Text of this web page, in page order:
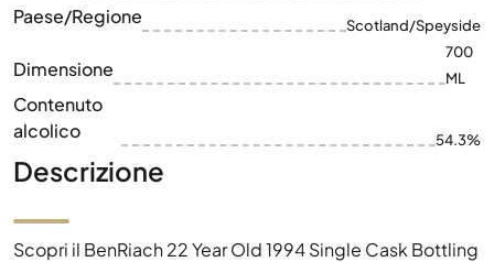
Paese/Regione Scotland/Speyside
Dimensione
700
ML
Contenuto
alcolico
54.3%
Descrizione
Scopri il BenRiach 22 Year Old 1994 Single Cask Bottling